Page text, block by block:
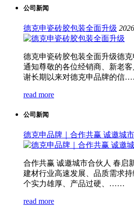
公司新闻
德克申瓷砖胶包装全面升级
德克申瓷砖胶包装全面升级德
通知尊敬的各位经销商、新老
谢长期以来对德克申品牌的信
read more
公司新闻
德克申品牌｜合作共赢 诚邀城
合作共赢 诚邀城市合伙人 春启
建材行业高速发展、品质需求
个实力雄厚、产品过硬、……
read more